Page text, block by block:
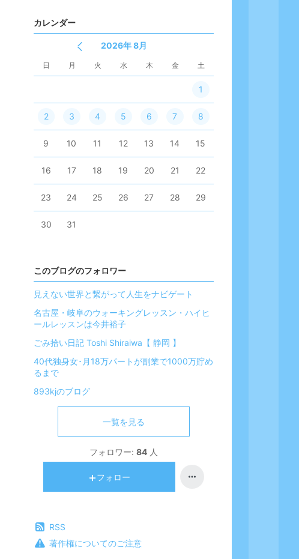
カレンダー
2026年 8月
日 月 火 水 木 金 土
1
2 3 4 5 6 7 8
9 10 11 12 13 14 15
16 17 18 19 20 21 22
23 24 25 26 27 28 29
30 31
このブログのフォロワー
見えない世界と繋がって人生をナビゲート
名古屋・岐阜のウォーキングレッスン・ハイヒ
ールレッスンは今井裕子
ごみ拾い日記 Toshi Shiraiwa【 静岡 】
40代独身女･月18万パートが副業で1000万貯め
るまで
893kjのブログ
一覧を見る
フォロワー: 84 人
フォロー
RSS
著作権についてのご注意